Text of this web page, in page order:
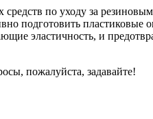
по уходу за
подготовить пластиковые
эластичность, и
пожалуйста, задавайте!